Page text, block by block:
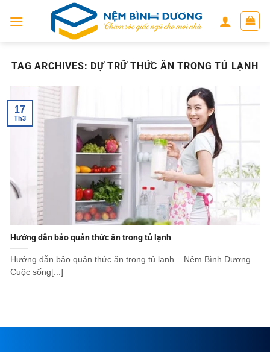
TAG ARCHIVES: DỰ TRỮ THỨC ĂN TRONG TỦ LẠNH
Hướng dẫn bảo quản thức ăn trong tủ lạnh
Hướng dẫn bảo quản thức ăn trong tủ lạnh – Nệm Bình Dương
Cuộc sống[...]
17
Th3